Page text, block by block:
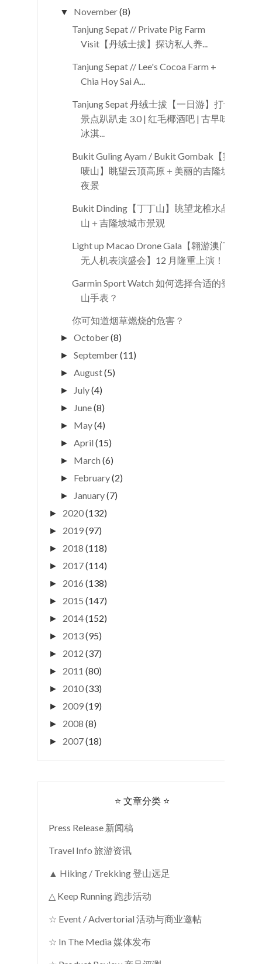
▼ November(8)
Tanjung Sepat // Private Pig Farm
Visit【丹绒士拔】探访私人养...
Tanjung Sepat // Lee's Cocoa Farm +
Chia Hoy Sai A...
Tanjung Sepat 丹绒士拔【一日游】打卡
景点趴趴走 3.0 | 红毛椰酒吧 | 古早味
冰淇...
Bukit Guling Ayam / Bukit Gombak【鹅
唛山】眺望云顶高原＋美丽的吉隆坡
夜景
Bukit Dinding【丁丁山】眺望龙椎水晶
山＋吉隆坡城市景观
Light up Macao Drone Gala【翱游澳门
无人机表演盛会】12 月隆重上演！
Garmin Sport Watch 如何选择合适的登
山手表？
你可知道烟草燃烧的危害？
►October(8)
►September(11)
►August(5)
► July(4)
► June(8)
► May(4)
►April(15)
► March(6)
► February(2)
► January(7)
► 2020(132)
► 2019(97)
► 2018 (118)
► 2017(114)
► 2016 (138)
► 2015 (147)
► 2014(152)
► 2013(95)
► 2012 (37)
► 2011 (80)
► 2010(33)
► 2009(19)
► 2008 (8)
► 2007(18)
⭐ 文章分类 ⭐
Press Release 新闻稿
Travel Info 旅游资讯
▲ Hiking / Trekking 登山远足
△ Keep Running 跑步活动
☆ Event / Advertorial 活动与商业邀帖
☆ In The Media 媒体发布